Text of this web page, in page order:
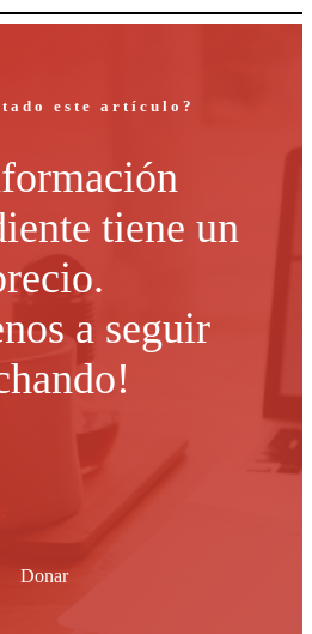
este artículo?
tiene un
a seguir
Donar